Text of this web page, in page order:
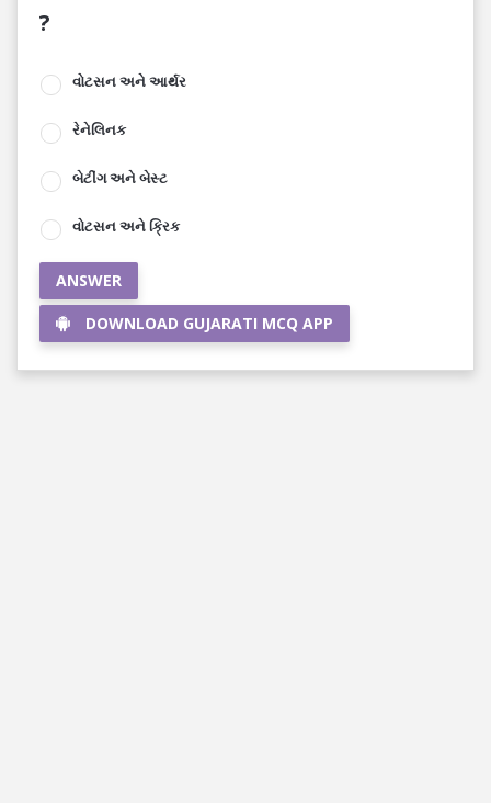
?
વોટસન અને આર્થર
રેનેલિનક
બેટીંગ અને બેસ્ટ
વોટસન અને ક્રિક
ANSWER
DOWNLOAD GUJARATI MCQ APP